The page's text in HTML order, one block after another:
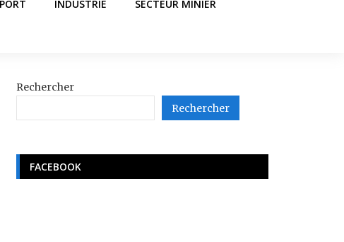
INDUSTRIE SECTEUR MINIER
Rechercher
Rechercher
FACEBOOK